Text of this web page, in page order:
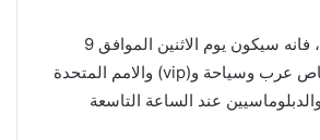
وبحسب الامن العام، فانه سيكون يوم الاثنين الموافق 9
نيسان مغادرة اخر باص عرب وسياحة و(vip) والامم المتحدة
عند الساعة التاسعة